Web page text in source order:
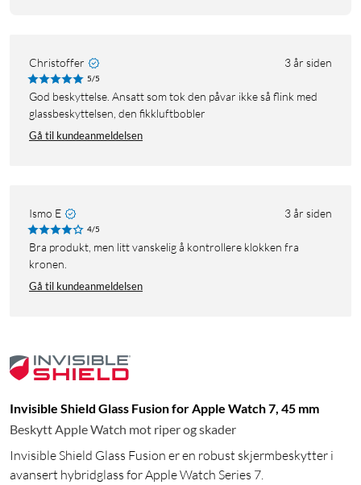
Christoffer 3 år siden
5/5
God beskyttelse. Ansatt som tok den påvar ikke så flink med
glassbeskyttelsen, den fikkluftbobler
Gå til kundeanmeldelsen
Ismo E 3 år siden
4/5
Bra produkt, men litt vanskelig å kontrollere klokken fra
kronen.
Gå til kundeanmeldelsen
Invisible Shield Glass Fusion for Apple Watch 7, 45 mm
Beskytt Apple Watch mot riper og skader
Invisible Shield Glass Fusion er en robust skjermbeskytter i
avansert hybridglass for Apple Watch Series 7.